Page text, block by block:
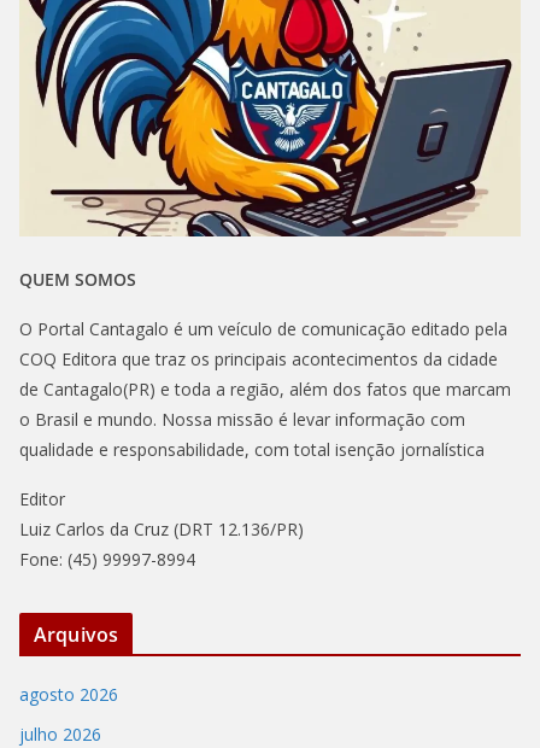
QUEM SOMOS
O Portal Cantagalo é um veículo de comunicação editado pela
COQ Editora que traz os principais acontecimentos da cidade
de Cantagalo(PR) e toda a região, além dos fatos que marcam
o Brasil e mundo. Nossa missão é levar informação com
qualidade e responsabilidade, com total isenção jornalística
Editor
Luiz Carlos da Cruz (DRT 12.136/PR)
Fone: (45) 99997-8994
Arquivos
agosto 2026
julho 2026